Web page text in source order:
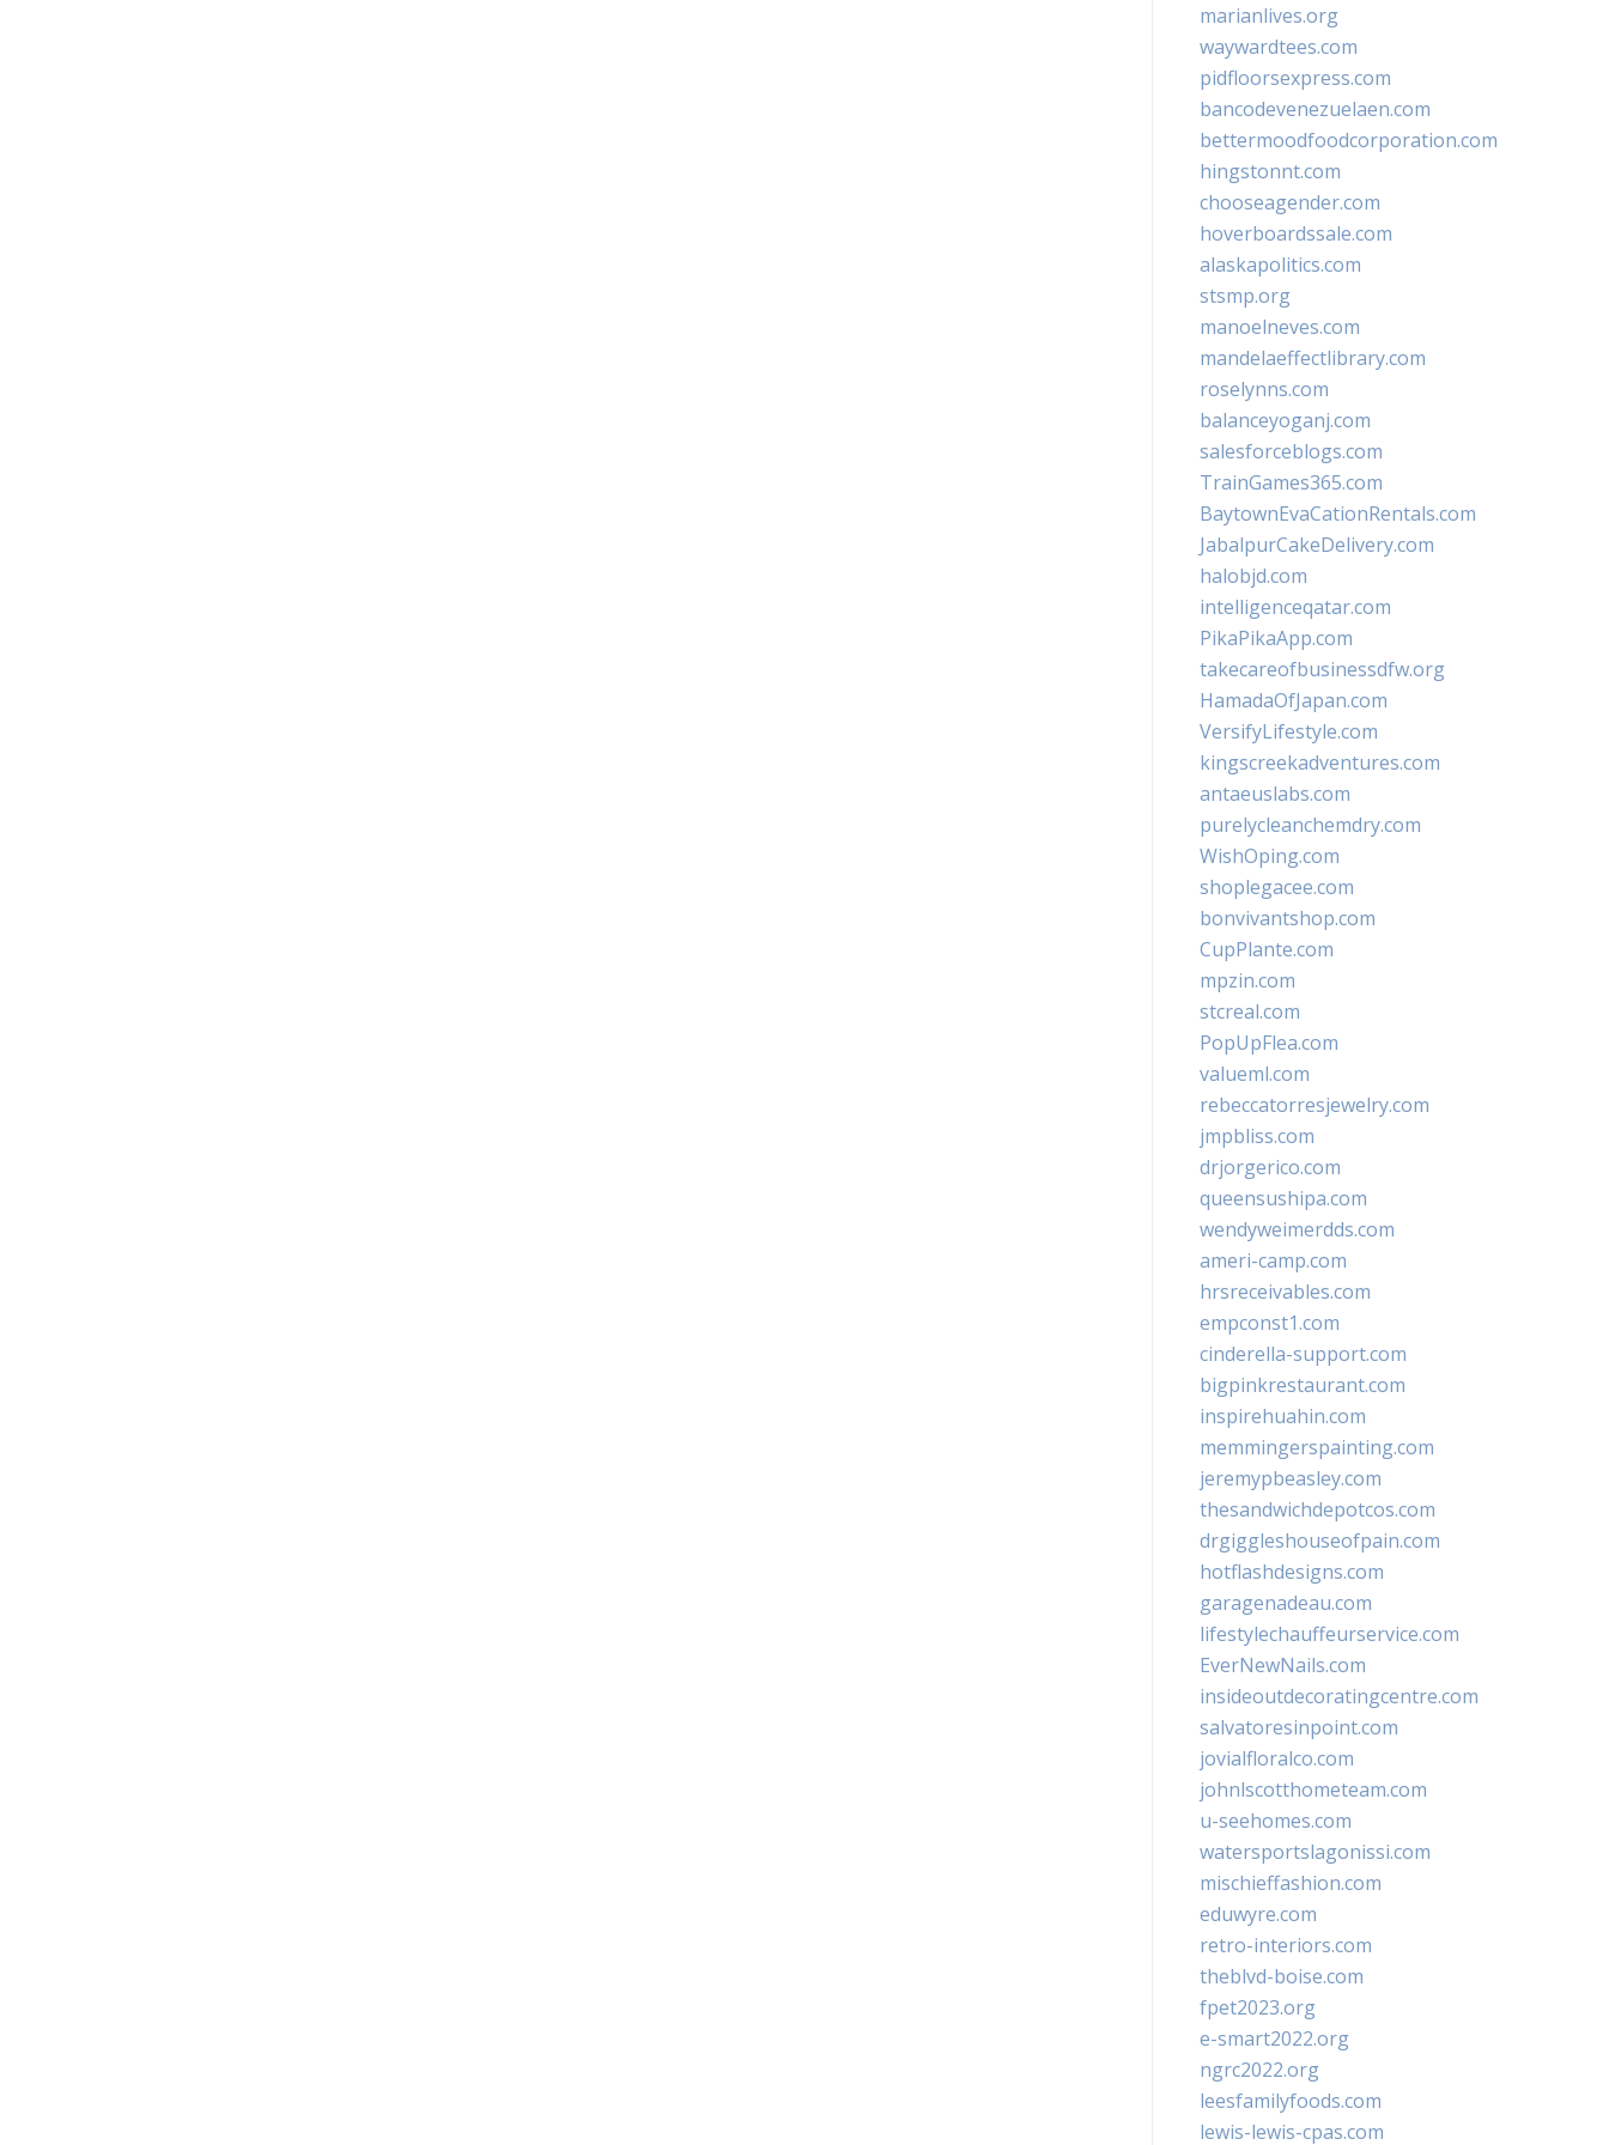
marianlives.org
waywardtees.com
pidfloorsexpress.com
bancodevenezuelaen.com
bettermoodfoodcorporation.com
hingstonnt.com
chooseagender.com
hoverboardssale.com
alaskapolitics.com
stsmp.org
manoelneves.com
mandelaeffectlibrary.com
roselynns.com
balanceyoganj.com
salesforceblogs.com
TrainGames365.com
BaytownEvaCationRentals.com
JabalpurCakeDelivery.com
halobjd.com
intelligenceqatar.com
PikaPikaApp.com
takecareofbusinessdfw.org
HamadaOfJapan.com
VersifyLifestyle.com
kingscreekadventures.com
antaeuslabs.com
purelycleanchemdry.com
WishOping.com
shoplegacee.com
bonvivantshop.com
CupPlante.com
mpzin.com
stcreal.com
PopUpFlea.com
valueml.com
rebeccatorresjewelry.com
jmpbliss.com
drjorgerico.com
queensushipa.com
wendyweimerdds.com
ameri-camp.com
hrsreceivables.com
empconst1.com
cinderella-support.com
bigpinkrestaurant.com
inspirehuahin.com
memmingerspainting.com
jeremypbeasley.com
thesandwichdepotcos.com
drgiggleshouseofpain.com
hotflashdesigns.com
garagenadeau.com
lifestylechauffeurservice.com
EverNewNails.com
insideoutdecoratingcentre.com
salvatoresinpoint.com
jovialfloralco.com
johnlscotthometeam.com
u-seehomes.com
watersportslagonissi.com
mischieffashion.com
eduwyre.com
retro-interiors.com
theblvd-boise.com
fpet2023.org
e-smart2022.org
ngrc2022.org
leesfamilyfoods.com
lewis-lewis-cpas.com